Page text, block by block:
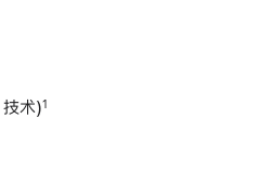
术)1